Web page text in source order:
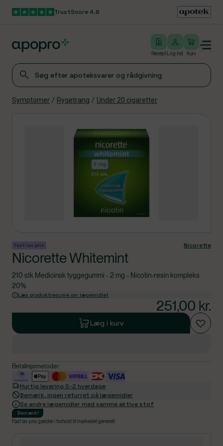
Gå til hovedindholdTrustScore 4.8
Recept
Log ind
Log ind Kurv
Open/close menu
Symptomer / Rygetrang / Under 20 cigaretter
Fast lav pris Nicorette
Nicorette Whitemint
210 stk Medicinsk tyggegummi - 2 mg - Nicotin-resin kompleks
20%
Læs produktresumé om lægemidlet
251,00 kr.
Læg i kurv
Betalingsmetoder:
Hurtig levering 0-2 hverdage
Bemærk, ingen returret på lægemidler
Se andre lægemidler med samme aktive stof
Bemærk!
Fast lav pris gælder i forhold til markedet generelt